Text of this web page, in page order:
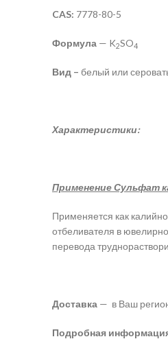
CAS: 7778-80-5
Формула — K2SO4
Вид – белый или
Характеристики:
Применение Сульфат
Применяется как
отбеливателя в
перевода
Доставка — в Ваш
Подробная